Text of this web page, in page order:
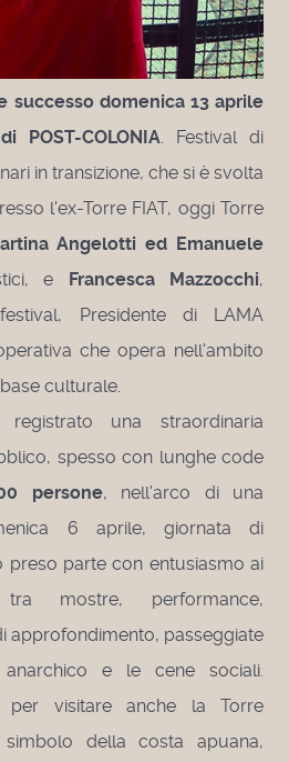
successo domenica 13 aprile
POST-COLONIA. Festival di
in transizione, che si è svolta
l'ex-Torre FIAT, oggi Torre
Angelotti ed Emanuele
e Francesca Mazzocchi,
Presidente di LAMA
che opera nell'ambito
culturale.
registrato una straordinaria
spesso con lunghe code
persone, nell'arco di una
6 aprile, giornata di
preso parte con entusiasmo ai
mostre, performance,
approfondimento, passeggiate
e le cene sociali.
per visitare anche la Torre
simbolo della costa apuana,